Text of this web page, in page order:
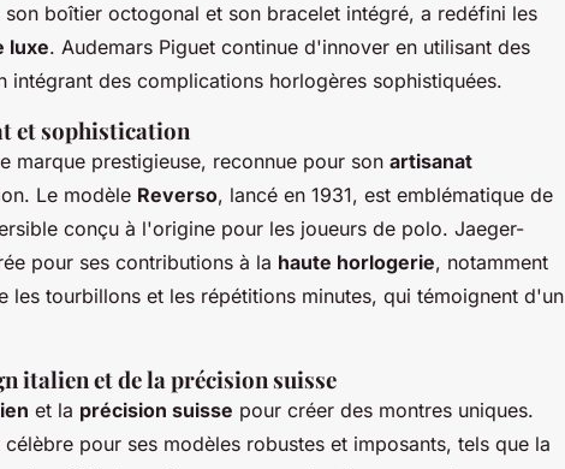
boîtier octogonal et son bracelet intégré, a redéfini les
luxe. Audemars Piguet continue d'innover en utilisant des
intégrant des complications horlogères sophistiquées.
et sophistication
marque prestigieuse, reconnue pour son artisanat
Le modèle Reverso, lancé en 1931, est emblématique de
conçu à l'origine pour les joueurs de polo. Jaeger-
pour ses contributions à la haute horlogerie, notamment
les tourbillons et les répétitions minutes, qui témoignent d'un
italien et de la précision suisse
et la précision suisse pour créer des montres uniques.
pour ses modèles robustes et imposants, tels que la